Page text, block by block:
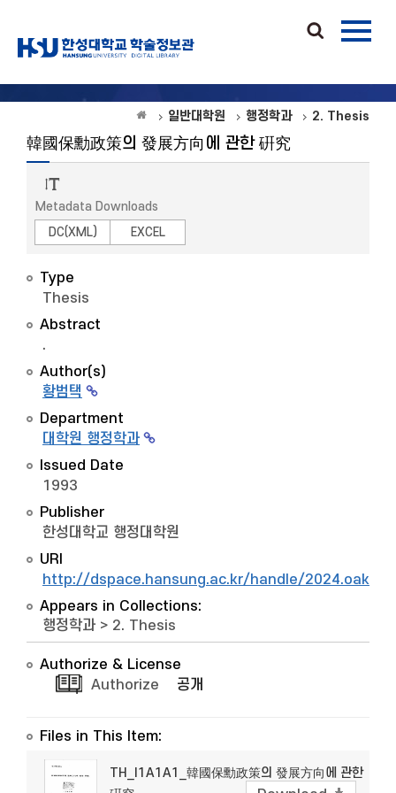
일반대학원 행정학과 2. Thesis
韓國保勳政策의 發展方向에 관한 硏究
Metadata Downloads
DC(XML)
EXCEL
Type
Thesis
Abstract
.
Author(s)
황범택
Department
대학원 행정학과
Issued Date
1993
Publisher
한성대학교 행정대학원
URI
http://dspace.hansung.ac.kr/handle/2024.oak/
Appears in Collections:
행정학과 > 2. Thesis
Authorize & License
Authorize
공개
Files in This Item:
TH_I1A1A1_韓國保勳政策의 發展方向에 관한